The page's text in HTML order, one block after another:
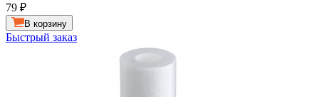
79 ₽
В корзину
Быстрый заказ